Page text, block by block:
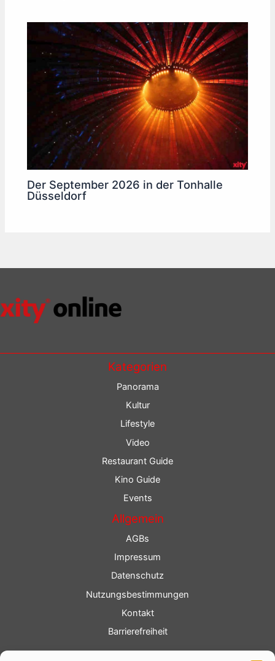
Der September 2026 in der Tonhalle
Düsseldorf
Kategorien
Panorama
Kultur
Lifestyle
Video
Restaurant Guide
Kino Guide
Events
Allgemein
AGBs
Impressum
Datenschutz
Nutzungsbestimmungen
Kontakt
Barrierefreiheit